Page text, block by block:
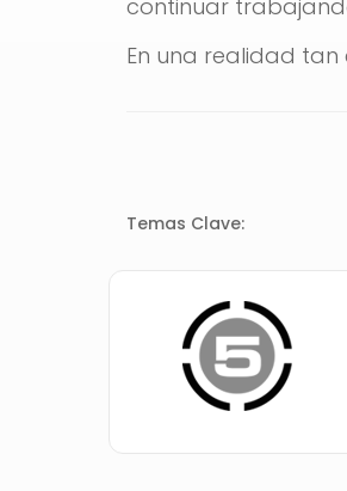
continuar
En una realidad
Temas Clave: